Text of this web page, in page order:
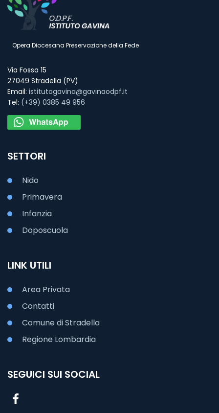
Opera Diocesana Preservazione della Fede
Via Fossa 15
27049 Stradella (PV)
Email: istitutogavina@gavinaodpf.it
Tel: (+39) 0385 49 956
SETTORI
Nido
Primavera
Infanzia
Doposcuola
LINK UTILI
Area Privata
Contatti
Comune di Stradella
Regione Lombardia
SEGUICI SUI SOCIAL